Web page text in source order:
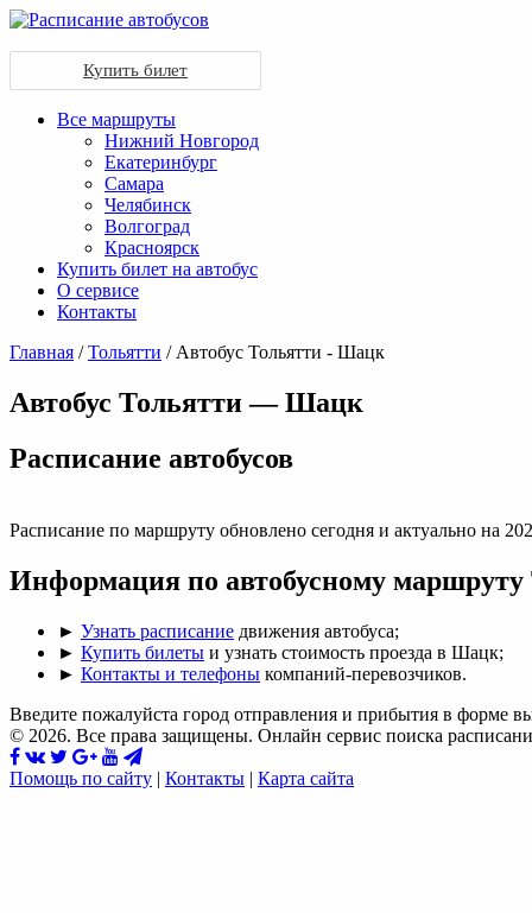
Купить билет
Все маршруты
Нижний Новгород
Екатеринбург
Самара
Челябинск
Волгоград
Красноярск
Купить билет на автобус
О сервисе
Контакты
Главная /Тольятти / Автобус Тольятти - Шацк
Автобус Тольятти — Шацк
Раcписание автобусов
Расписание по маршруту обновлено сегодня и актуально на
Информация по автобусному
► Узнать расписание движения автобуса;
► Купить билеты и узнать стоимость проезда в Шацк;
► Контакты и телефоны компаний-перевозчиков.
Введите пожалуйста город отправления и прибытия в форме
© 2026. Все права защищены. Онлайн сервис поиска
Помощь по сайту | Контакты | Карта сайта